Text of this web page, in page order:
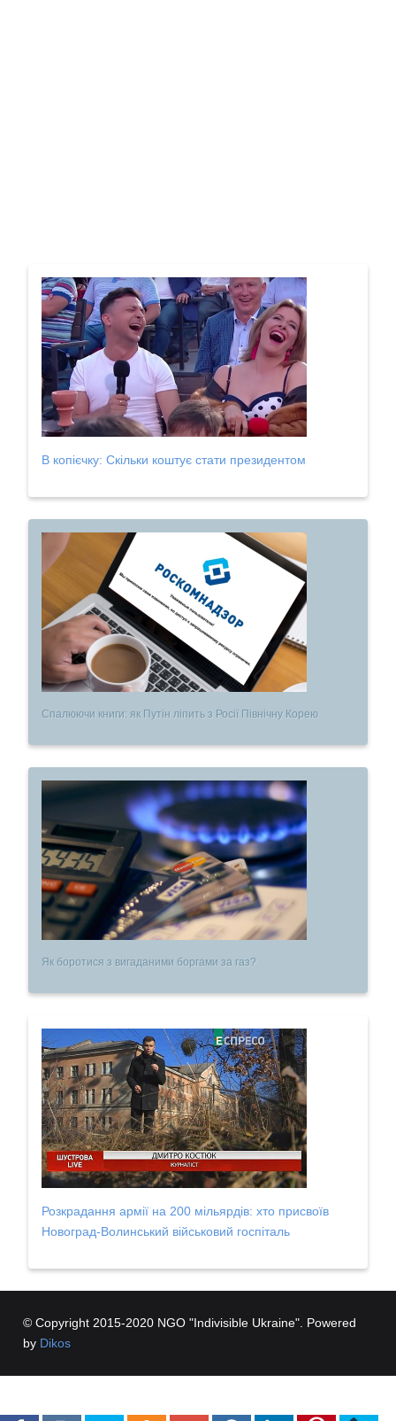
В копієчку: Скільки коштує стати президентом
Спалюючи книги: як Путін ліпить з Росії Північну Корею
Як боротися з вигаданими боргами за газ?
Розкрадання армії на 200 мільярдів: хто присвоїв
Новоград-Волинський військовий госпіталь
© Copyright 2015-2020 NGO "Indivisible Ukraine". Powered
by Dikos